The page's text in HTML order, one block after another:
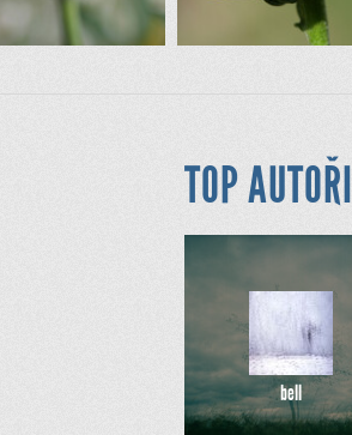
TOP AUTOŘI
bell